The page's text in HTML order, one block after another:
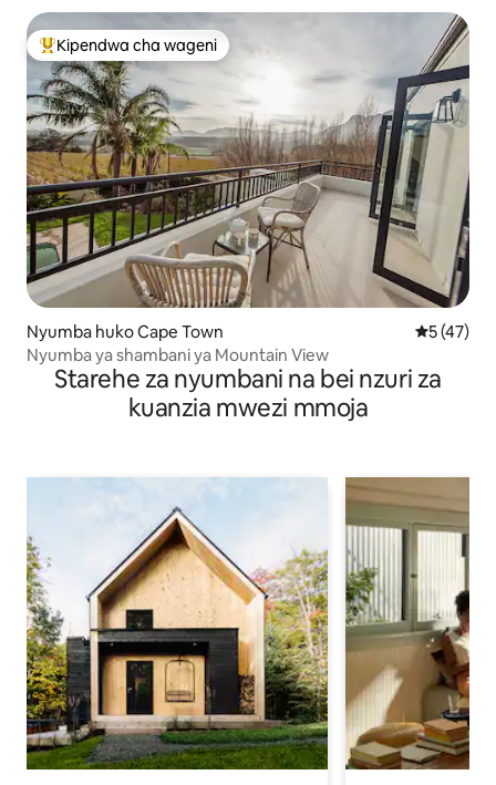
Kipendwa maarufu cha wageni
Kipendwa cha wageni
Nyumba huko Cape Town Ukadiriaji
5 (47)
Nyumba ya shambani ya Mountain View
Starehe za nyumbani na bei nzuri za
kuanzia mwezi mmoja